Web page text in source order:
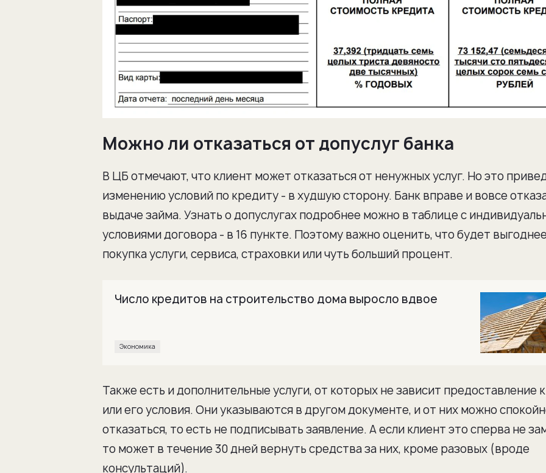
Можно ли отказаться от допуслуг банка
В ЦБ отмечают, что клиент может отказаться от ненужных услуг. Но это
изменению условий по кредиту - в худшую сторону. Банк вправе и вовсе
выдаче займа. Узнать о допуслугах подробнее можно в таблице с
условиями договора - в 16 пункте. Поэтому важно оценить, что будет
покупка услуги, сервиса, страховки или чуть больший процент.
Число кредитов на строительство дома выросло вдвое
Экономика
Также есть и дополнительные услуги, от которых не зависит предоставление
или его условия. Они указываются в другом документе, и от них можно
отказаться, то есть не подписывать заявление. А если клиент это сперва не
то может в течение 30 дней вернуть средства за них, кроме разовых (вроде
консультаций).